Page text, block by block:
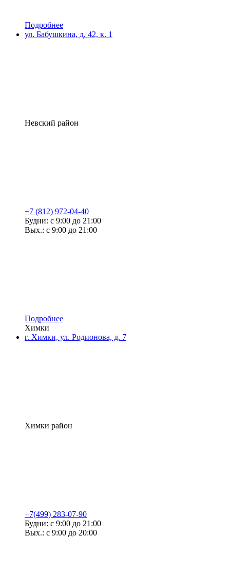
Подробнее
ул. Бабушкина, д. 42, к. 1
Невский район
+7 (812) 972-04-40
Будни: с 9:00 до 21:00
Вых.: с 9:00 до 21:00
Подробнее
Химки
г. Химки, ул. Родионова, д. 7
Химки район
+7(499) 283-07-90
Будни: с 9:00 до 21:00
Вых.: с 9:00 до 20:00